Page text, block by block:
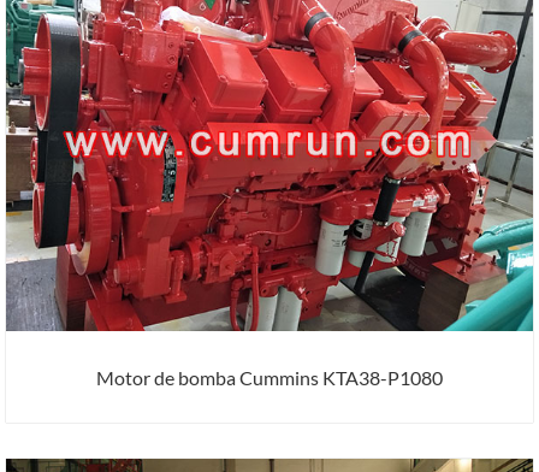
Motor de bomba Cummins KTA38-P1080